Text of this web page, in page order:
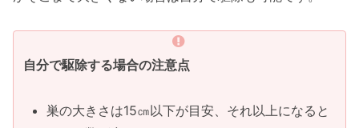
自分で駆除する場合の注意点
巣の大きさは15㎝以下が目安、それ以上になると